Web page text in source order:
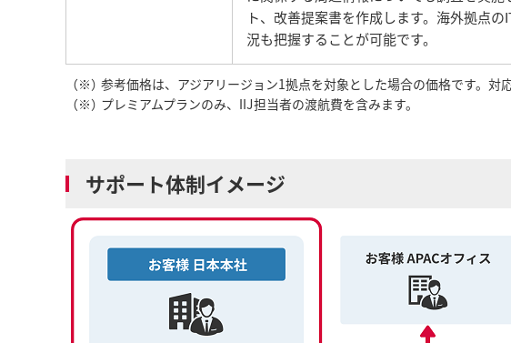
ト、改善提案書を作成します。海外拠点
況も把握することが可能です。
（※）参考価格は、アジアリージョン1拠点を対象とした場合の価格です。対
（※）プレミアムプランのみ、IIJ担当者の渡航費を含みます。
サポート体制イメージ